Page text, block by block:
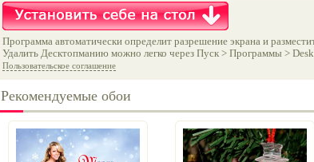
Программа автоматически определит разрешение экрана и
Удалить Десктопманию можно легко через Пуск > Программы >
Пользовательское соглашение
Рекомендуемые обои